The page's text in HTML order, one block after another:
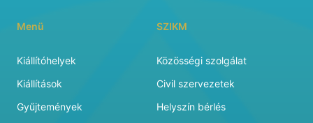
Menü
Kiállítóhelyek
Kiállítások
Gyűjtemények
SZIKM
Közösségi szolgálat
Civil szervezetek
Helyszín bérlés